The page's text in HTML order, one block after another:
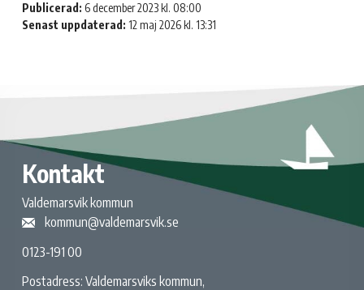
Publicerad: 6 december 2023 kl. 08:00
Senast uppdaterad: 12 maj 2026 kl. 13:31
Kontakt
Valdemarsvik kommun
kommun@valdemarsvik.se
0123-191 00
Postadress: Valdemarsviks kommun,